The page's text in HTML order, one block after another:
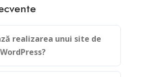
realizarea unui site de